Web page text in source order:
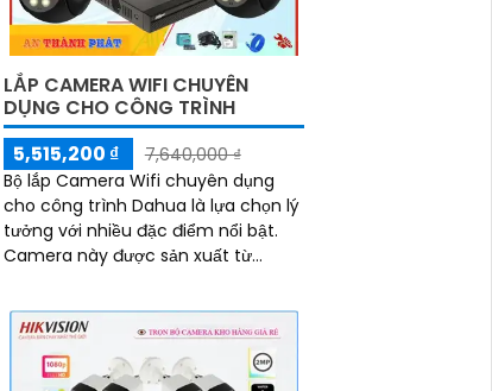
LẮP CAMERA WIFI CHUYÊN
DỤNG CHO CÔNG TRÌNH
5,515,200 ₫
7,640,000 ₫
Bộ lắp Camera Wifi chuyên dụng
cho công trình Dahua là lựa chọn lý
tưởng với nhiều đặc điểm nổi bật.
Camera này được sản xuất từ
với khả năng thu âm tốt và hình
ảnh sáng đẹp